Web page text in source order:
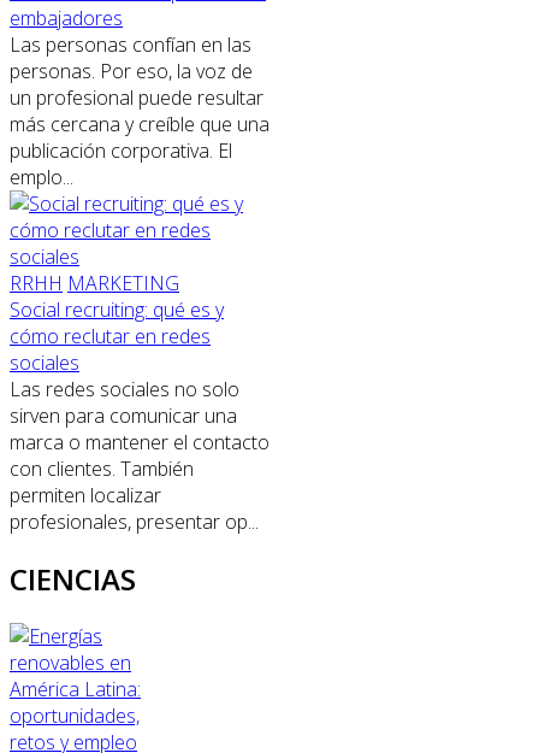
embajadores
Las personas confían en las
personas. Por eso, la voz de
un profesional puede resultar
más cercana y creíble que una
publicación corporativa. El
emplo...
RRHH MARKETING
Social recruiting: qué es y
cómo reclutar en redes
sociales
Las redes sociales no solo
sirven para comunicar una
marca o mantener el contacto
con clientes. También
permiten localizar
profesionales, presentar op...
CIENCIAS